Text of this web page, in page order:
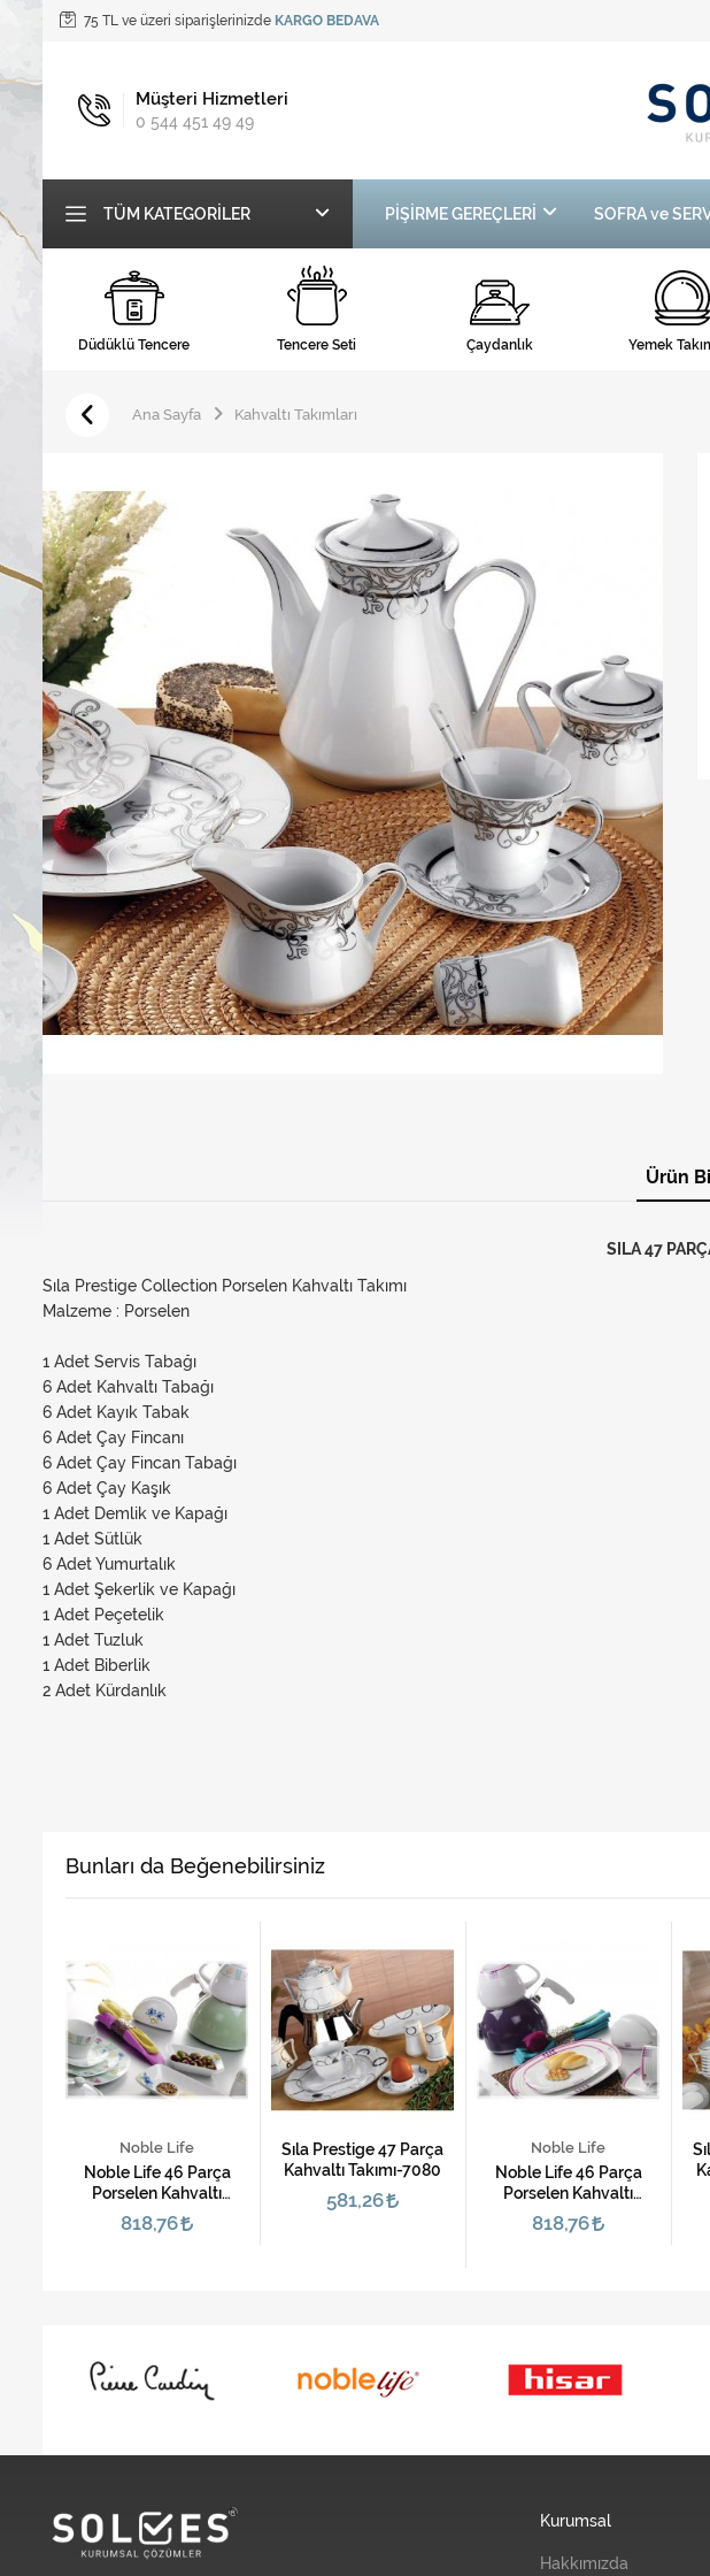
75 TL ve üzeri siparişlerinizde KARGO BEDAVA
Müşteri Hizmetleri
0 544 451 49 49
TÜM KATEGORILER PİŞİRME GEREÇLERİ SOFRA ve
Düdüklü Tencere Tencere Seti Çaydanlık Yemek
Ana Sayfa Kahvaltı Takımları
Ürün
SILA 47
Sıla Prestige Collection Porselen Kahvaltı Takımı
Malzeme : Porselen
1 Adet Servis Tabağı
6 Adet Kahvaltı Tabağı
6 Adet Kayık Tabak
6 Adet Çay Fincanı
6 Adet Çay Fincan Tabağı
6 Adet Çay Kaşık
1 Adet Demlik ve Kapağı
1 Adet Sütlük
6 Adet Yumurtalık
1 Adet Şekerlik ve Kapağı
1 Adet Peçetelik
1 Adet Tuzluk
1 Adet Biberlik
2 Adet Kürdanlık
Bunları da Beğenebilirsiniz
Noble Life
Noble Life 46 Parça
Porselen Kahvaltı
Takımı-My Garden
818,76
Sıla Prestige 47 Parça
Kahvaltı Takımı-7080
581,26
Noble Life
Noble Life 46 Parça
Porselen Kahvaltı
Takımı-Candy
818,76
Kurumsal
Hakkımızda